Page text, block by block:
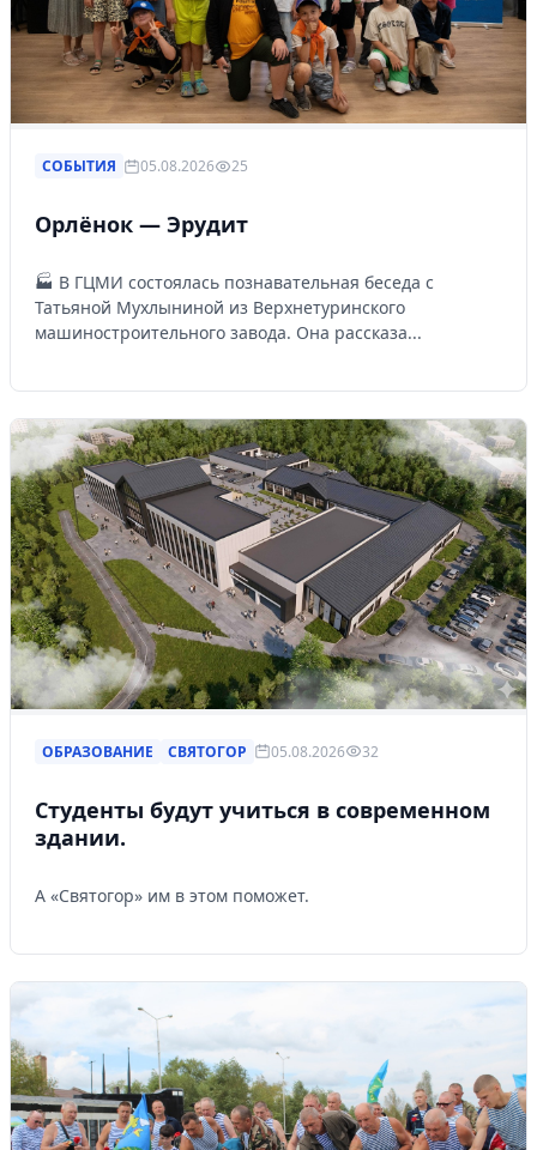
СОБЫТИЯ 05.08.2026 25
Орлёнок — Эрудит
🏭 В ГЦМИ состоялась познавательная беседа с
Татьяной Мухлыниной из Верхнетуринского
машиностроительного завода. Она рассказа...
ОБРАЗОВАНИЕ СВЯТОГОР 05.08.2026 32
Студенты будут учиться в современном
здании.
А «Святогор» им в этом поможет.